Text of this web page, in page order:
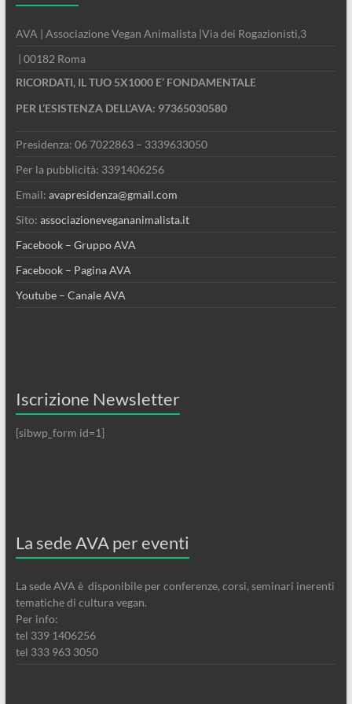
AVA | Associazione Vegan Animalista |Via dei Rogazionisti,3
| 00182 Roma
RICORDATI, IL TUO 5X1000 E’ FONDAMENTALE
PER L’ESISTENZA DELL’AVA: 97365030580
Presidenza: 06 7022863 – 3339633050
Per la pubblicità: 3391406256
Email: avapresidenza@gmail.com
Sito: associazionevegananimalista.it
Facebook – Gruppo AVA
Facebook – Pagina AVA
Youtube – Canale AVA
Iscrizione Newsletter
[sibwp_form id=1]
La sede AVA per eventi
La sede AVA è disponibile per conferenze, corsi, seminari inerenti
tematiche di cultura vegan.
Per info:
tel 339 1406256
tel 333 963 3050